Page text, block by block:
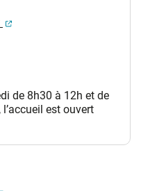
(ouverture dans un
de 8h30 à 12h et de
est ouvert